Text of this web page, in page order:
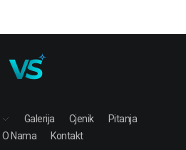
Galerija Cjenik
Pitanja
O Nama Kontakt